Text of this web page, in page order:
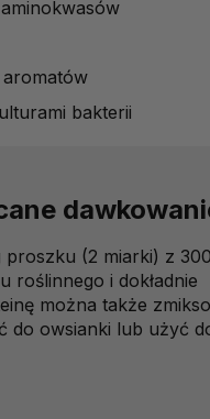
bakterii
proszku (2 miarki) z
roślinnego i dokładnie
można także
do owsianki lub użyć